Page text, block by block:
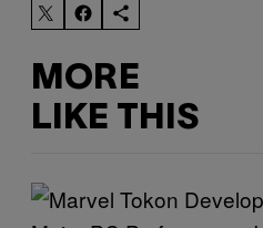
MORE
LIKE THIS